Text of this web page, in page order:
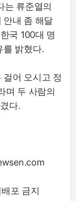
는 류준열의
안내 좀 해달
국 100대 명
를 밝혔다.
걸어 오시고 정
며 두 사람의
다.
포 금지